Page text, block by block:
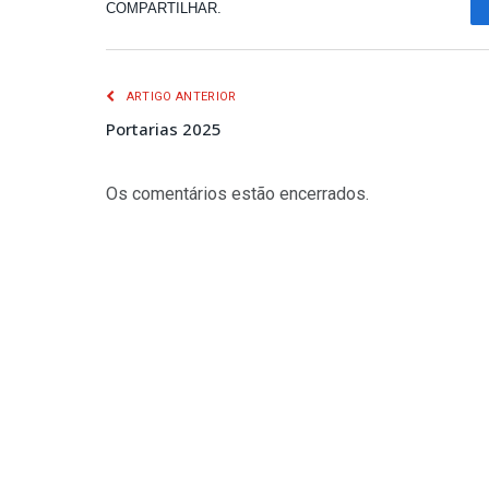
COMPARTILHAR.
ARTIGO ANTERIOR
Portarias 2025
Os comentários estão encerrados.